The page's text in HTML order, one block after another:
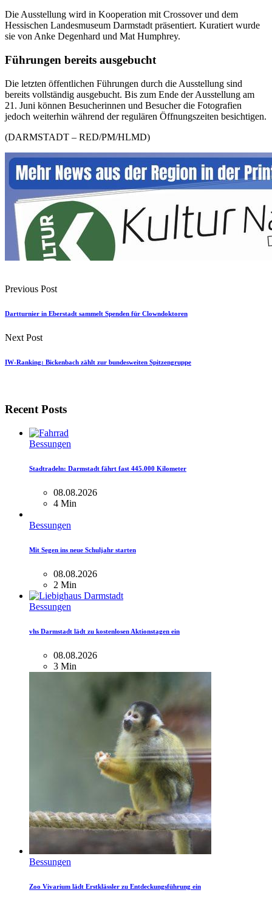
Die Ausstellung wird in Kooperation mit Crossover und dem
Hessischen Landesmuseum Darmstadt präsentiert. Kuratiert wurde
sie von Anke Degenhard und Mat Humphrey.
Führungen bereits ausgebucht
Die letzten öffentlichen Führungen durch die Ausstellung sind
bereits vollständig ausgebucht. Bis zum Ende der Ausstellung am
21. Juni können Besucherinnen und Besucher die Fotografien
jedoch weiterhin während der regulären Öffnungszeiten besichtigen.
(DARMSTADT – RED/PM/HLMD)
Previous Post
Dartturnier in Eberstadt sammelt Spenden für Clowndoktoren
Next Post
IW-Ranking: Bickenbach zählt zur bundesweiten Spitzengruppe
Recent Posts
Bessungen
Stadtradeln: Darmstadt fährt fast 445.000 Kilometer
08.08.2026
4 Min
Bessungen
Mit Segen ins neue Schuljahr starten
08.08.2026
2 Min
Bessungen
vhs Darmstadt lädt zu kostenlosen Aktionstagen ein
08.08.2026
3 Min
Bessungen
Zoo Vivarium lädt Erstklässler zu Entdeckungsführung ein